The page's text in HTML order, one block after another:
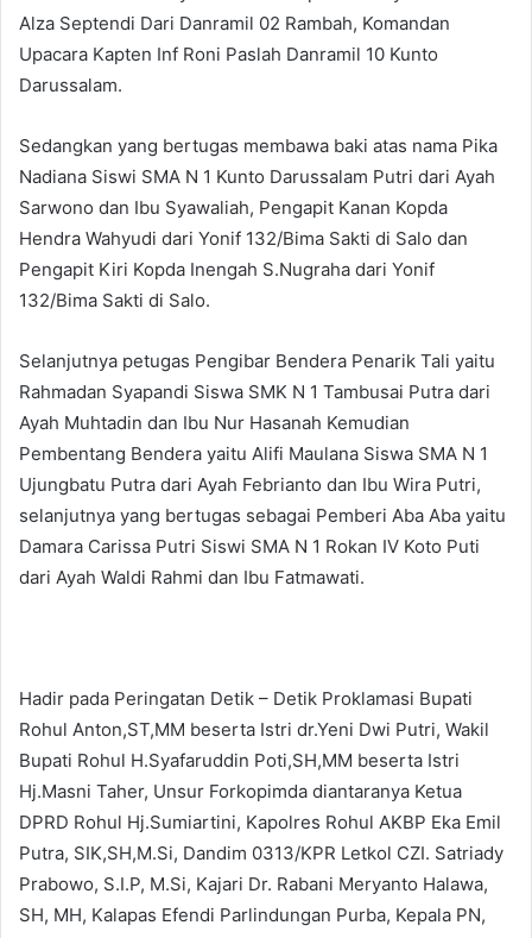
Alza Septendi Dari Danramil 02 Rambah, Komandan
Upacara Kapten Inf Roni Paslah Danramil 10 Kunto
Darussalam.
Sedangkan yang bertugas membawa baki atas nama Pika
Nadiana Siswi SMA N 1 Kunto Darussalam Putri dari Ayah
Sarwono dan Ibu Syawaliah, Pengapit Kanan Kopda
Hendra Wahyudi dari Yonif 132/Bima Sakti di Salo dan
Pengapit Kiri Kopda Inengah S.Nugraha dari Yonif
132/Bima Sakti di Salo.
Selanjutnya petugas Pengibar Bendera Penarik Tali yaitu
Rahmadan Syapandi Siswa SMK N 1 Tambusai Putra dari
Ayah Muhtadin dan Ibu Nur Hasanah Kemudian
Pembentang Bendera yaitu Alifi Maulana Siswa SMA N 1
Ujungbatu Putra dari Ayah Febrianto dan Ibu Wira Putri,
selanjutnya yang bertugas sebagai Pemberi Aba Aba yaitu
Damara Carissa Putri Siswi SMA N 1 Rokan IV Koto Puti
dari Ayah Waldi Rahmi dan Ibu Fatmawati.
Hadir pada Peringatan Detik – Detik Proklamasi Bupati
Rohul Anton,ST,MM beserta Istri dr.Yeni Dwi Putri, Wakil
Bupati Rohul H.Syafaruddin Poti,SH,MM beserta Istri
Hj.Masni Taher, Unsur Forkopimda diantaranya Ketua
DPRD Rohul Hj.Sumiartini, Kapolres Rohul AKBP Eka Emil
Putra, SIK,SH,M.Si, Dandim 0313/KPR Letkol CZI. Satriady
Prabowo, S.I.P, M.Si, Kajari Dr. Rabani Meryanto Halawa,
SH, MH, Kalapas Efendi Parlindungan Purba, Kepala PN,